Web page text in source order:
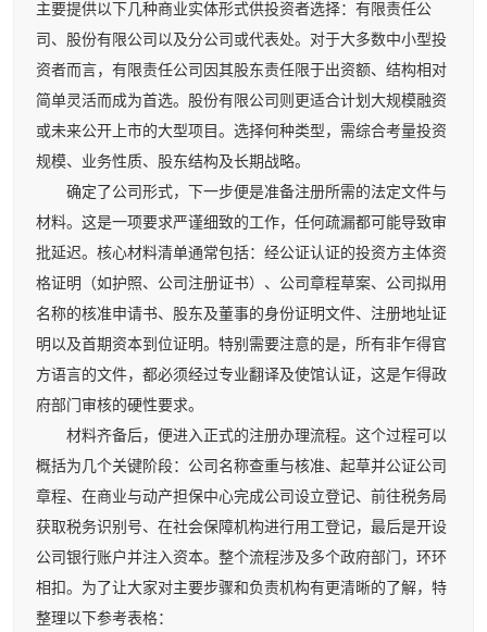
主要提供以下几种商业实体形式供投资者选择：有限责任公
司、股份有限公司以及分公司或代表处。对于大多数中小型投
资者而言，有限责任公司因其股东责任限于出资额、结构相对
简单灵活而成为首选。股份有限公司则更适合计划大规模融资
或未来公开上市的大型项目。选择何种类型，需综合考量投资
规模、业务性质、股东结构及长期战略。
确定了公司形式，下一步便是准备注册所需的法定文件与
材料。这是一项要求严谨细致的工作，任何疏漏都可能导致审
批延迟。核心材料清单通常包括：经公证认证的投资方主体资
格证明（如护照、公司注册证书）、公司章程草案、公司拟用
名称的核准申请书、股东及董事的身份证明文件、注册地址证
明以及首期资本到位证明。特别需要注意的是，所有非乍得官
方语言的文件，都必须经过专业翻译及使馆认证，这是乍得政
府部门审核的硬性要求。
材料齐备后，便进入正式的注册办理流程。这个过程可以
概括为几个关键阶段：公司名称查重与核准、起草并公证公司
章程、在商业与动产担保中心完成公司设立登记、前往税务局
获取税务识别号、在社会保障机构进行用工登记，最后是开设
公司银行账户并注入资本。整个流程涉及多个政府部门，环环
相扣。为了让大家对主要步骤和负责机构有更清晰的了解，特
整理以下参考表格：